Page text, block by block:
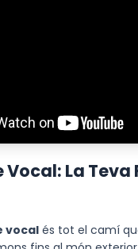
Vocal: La
vocal és tot el camí